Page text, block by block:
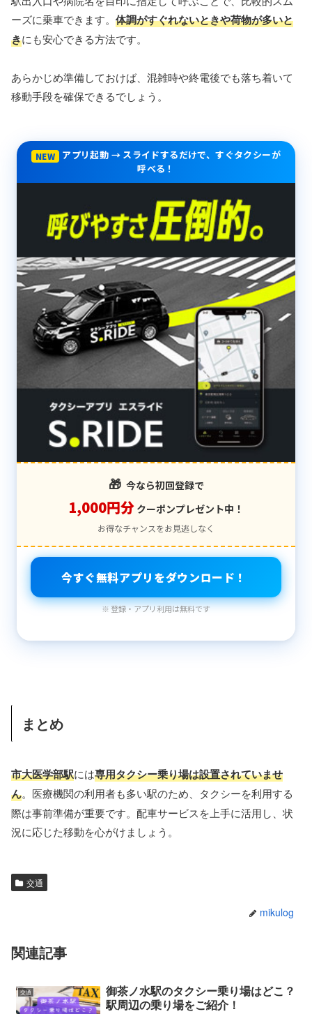
ーズに乗車できます。 体調がすぐれないときや荷物が多いと
きにも安心できる方法です。
あらかじめ準備しておけば、混雑時や終電後でも落ち着いて
移動手段を確保できるでしょう。
NEW
アプリ起動 → スライドするだけで、すぐタクシーが
呼べる！
🎁 今なら初回登録で
1,000円分 クーポンプレゼント中！
お得なチャンスをお見逃しなく
今すぐ無料アプリをダウンロード！
※ 登録・アプリ利用は無料です
まとめ
市大医学部駅には専用タクシー乗り場は設置されていませ
ん。医療機関の利用者も多い駅のため、タクシーを利用する
際は事前準備が重要です。配車サービスを上手に活用し、状
況に応じた移動を心がけましょう。
交通
mikulog
関連記事
交通
御茶ノ水駅のタクシー乗り場はどこ？
駅周辺の乗り場をご紹介！